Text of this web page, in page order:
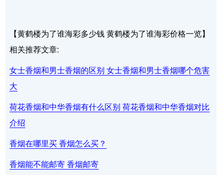
【黄鹤楼为了谁海彩多少钱 黄鹤楼为了谁海彩价格一览】
相关推荐文章:
女士香烟和男士香烟的区别 女士香烟和男士香烟哪个危害
大
荷花香烟和中华香烟有什么区别 荷花香烟和中华香烟对比
介绍
香烟在哪里买 香烟怎么买？
香烟能不能邮寄 香烟邮寄